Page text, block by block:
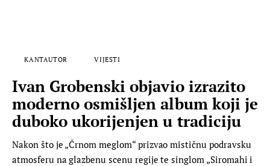
KANTAUTOR VIJESTI
Ivan Grobenski objavio izrazito
moderno osmišljen album koji je
duboko ukorijenjen u tradiciju
Nakon što je „Črnom meglom“ prizvao mističnu podravsku
atmosferu na glazbenu scenu regije te singlom „Siromahi i